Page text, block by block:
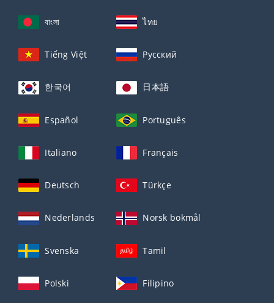
বাংলা ไทย
Tiếng Việt Русский
한국어 日本語
Español Português
Italiano Français
Deutsch Türkçe
Nederlands Norsk bokmål
Svenska Tamil
Polski Filipino